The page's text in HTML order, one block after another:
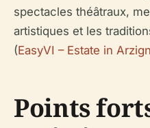
spectacles théâtraux,
artistiques et les
(EasyVI – Estate in
Points